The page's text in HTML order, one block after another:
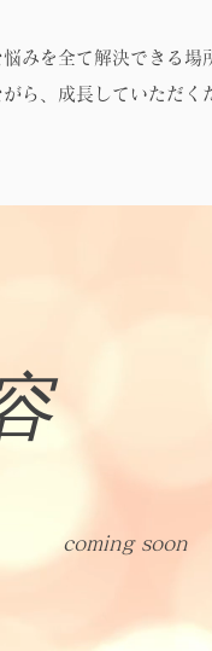
みを全て解決できる
ら、成長していただく
coming soon